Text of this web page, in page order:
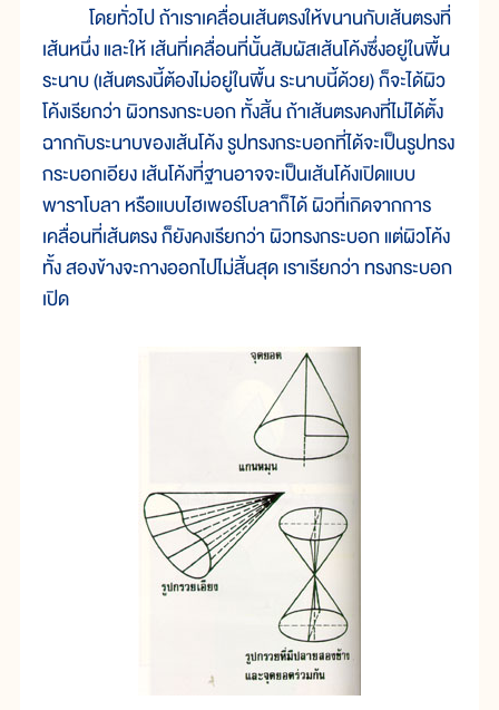
โดยทั่วไป ถ้าเราเคลื่อนเส้นตรงให้ขนานกับเส้นตรงที่
เส้นหนึ่ง และให้ เส้นที่เคลื่อนที่นั้นสัมผัสเส้นโค้งซึ่งอยู่ในพื้น
ระนาบ (เส้นตรงนี้ต้องไม่อยู่ในพื้น ระนาบนี้ด้วย) ก็จะได้ผิว
โค้งเรียกว่า ผิวทรงกระบอก ทั้งสิ้น ถ้าเส้นตรงคงที่ไม่ได้ตั้ง
ฉากกับระนาบของเส้นโค้ง รูปทรงกระบอกที่ได้จะเป็นรูปทรง
กระบอกเอียง เส้นโค้งที่ฐานอาจจะเป็นเส้นโค้งเปิดแบบ
พาราโบลา หรือแบบไฮเพอร์โบลาก็ได้ ผิวที่เกิดจากการ
เคลื่อนที่เส้นตรง ก็ยังคงเรียกว่า ผิวทรงกระบอก แต่ผิวโค้ง
ทั้ง สองข้างจะกางออกไปไม่สิ้นสุด เราเรียกว่า ทรงกระบอก
เปิด